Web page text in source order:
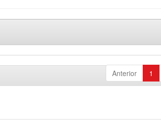
Anterior 1